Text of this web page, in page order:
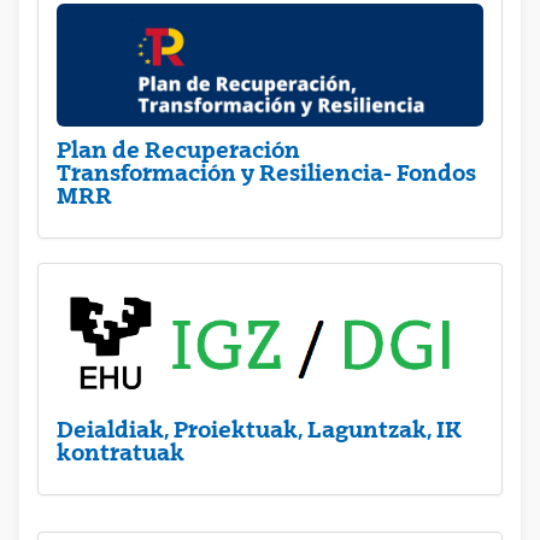
Plan de Recuperación
Transformación y Resiliencia- Fondos
MRR
Deialdiak, Proiektuak, Laguntzak, IK
kontratuak